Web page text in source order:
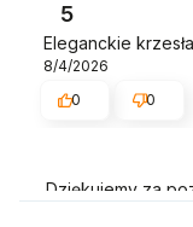
Dziękujemy za
5
Eleganckie krzesła
8/4/2026
0
0